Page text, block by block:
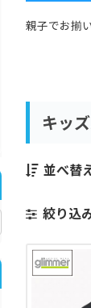
親子でお揃
キッ
並べ替
絞り込